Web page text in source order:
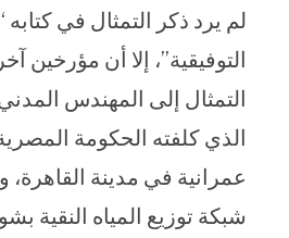
لم يرد ذكر التمثال في
التوفيقية”، إلا أن مؤرخين
التمثال إلى المهندس
الذي كلفته الحكومة
عمرانية في مدينة القاهرة،
شبكة توزيع المياه النقية